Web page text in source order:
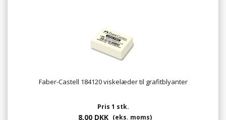
Faber-Castell 184120 viskelæder til grafitblyanter
Pris 1 stk.
8,00 DKK (eks. moms)